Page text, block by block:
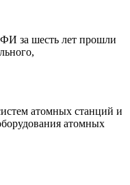
за шесть лет прошли
атомных станций и
атомных